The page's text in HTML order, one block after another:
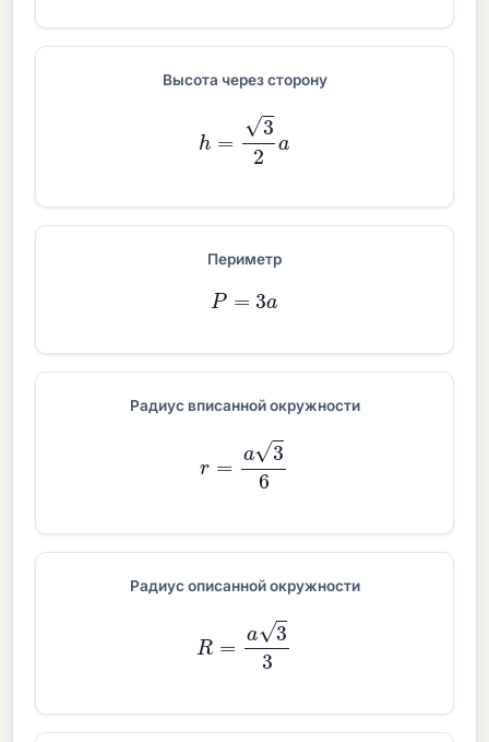
Высота через сторону
2a
Периметр
P =3a
Радиус вписанной окружности
6
Радиус описанной окружности
3